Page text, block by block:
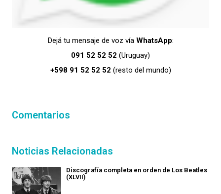
Dejá tu mensaje de voz vía WhatsApp:
091 52 52 52 (Uruguay)
+598 91 52 52 52 (resto del mundo)
Comentarios
Noticias Relacionadas
Discografía completa en orden de Los Beatles
(XLVII)